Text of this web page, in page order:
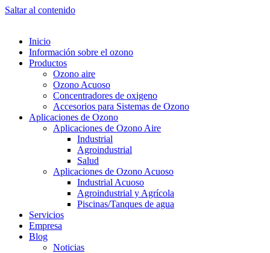
Saltar al contenido
Inicio
Información sobre el ozono
Productos
Ozono aire
Ozono Acuoso
Concentradores de oxigeno
Accesorios para Sistemas de Ozono
Aplicaciones de Ozono
Aplicaciones de Ozono Aire
Industrial
Agroindustrial
Salud
Aplicaciones de Ozono Acuoso
Industrial Acuoso
Agroindustrial y Agrícola
Piscinas/Tanques de agua
Servicios
Empresa
Blog
Noticias